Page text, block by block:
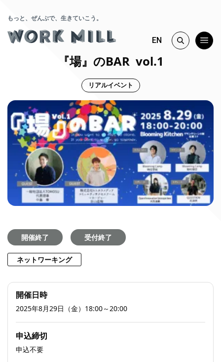
もっと、ぜんぶで、生きていこう。
EN
『場』のBAR vol.1
リアルイベント
開催終了 受付終了
ネットワーキング
開催日時
2025年8月29日（金）18:00～20:00
申込締切
申込不要